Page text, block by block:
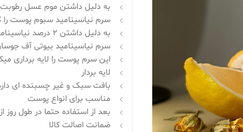
به دلیل داشتن موم عسل
سرم نیاسینامید سبوم پوست
به دلیل داشتن 2 درصد نیاسینامید چربی پوست را کنترل میکند
سرم نیاسینامید بیوتی آف
این سرم پوست را لایه برداری
لایه بردار
بافت سبک و غیر چسبنده ای
مناسب برای انواع پوست
بعد از استفاده حتما در طول روز
ضمانت اصالت کالا